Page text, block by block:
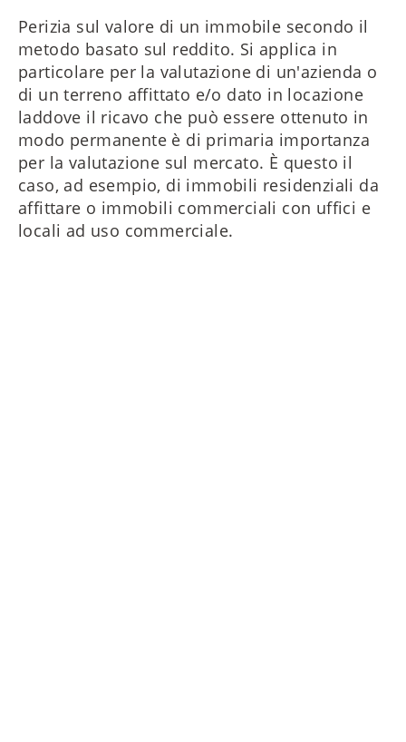
Perizia sul valore di un immobile secondo il
metodo basato sul reddito. Si applica in
particolare per la valutazione di un'azienda o
di un terreno affittato e/o dato in locazione
laddove il ricavo che può essere ottenuto in
modo permanente è di primaria importanza
per la valutazione sul mercato. È questo il
caso, ad esempio, di immobili residenziali da
affittare o immobili commerciali con uffici e
locali ad uso commerciale.